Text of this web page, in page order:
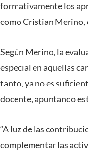
formativamente los
como Cristian Merino,
Según Merino, la
especial en aquellas
tanto, ya no es
docente, apuntando
“A luz de las
complementar las